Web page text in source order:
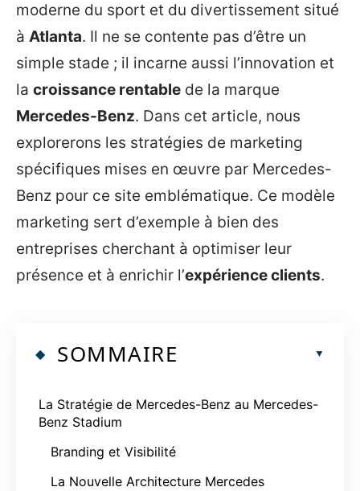
moderne du sport et du divertissement situé
à Atlanta. Il ne se contente pas d’être un
simple stade ; il incarne aussi l’innovation et
la croissance rentable de la marque
Mercedes-Benz. Dans cet article, nous
explorerons les stratégies de marketing
spécifiques mises en œuvre par Mercedes-
Benz pour ce site emblématique. Ce modèle
marketing sert d’exemple à bien des
entreprises cherchant à optimiser leur
présence et à enrichir l’expérience clients.
SOMMAIRE
La Stratégie de Mercedes-Benz au Mercedes-
Benz Stadium
Branding et Visibilité
La Nouvelle Architecture Mercedes